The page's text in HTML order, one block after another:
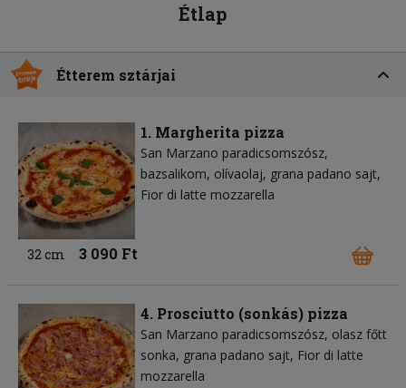
Étlap
Étterem sztárjai
1. Margherita pizza
San Marzano paradicsomszósz
bazsalikom olívaolaj grana padano sajt
Fior di latte mozzarella
32 cm 3 090 Ft
4. Prosciutto (sonkás) pizza
San Marzano paradicsomszósz olasz főtt
sonka grana padano sajt Fior di latte
mozzarella